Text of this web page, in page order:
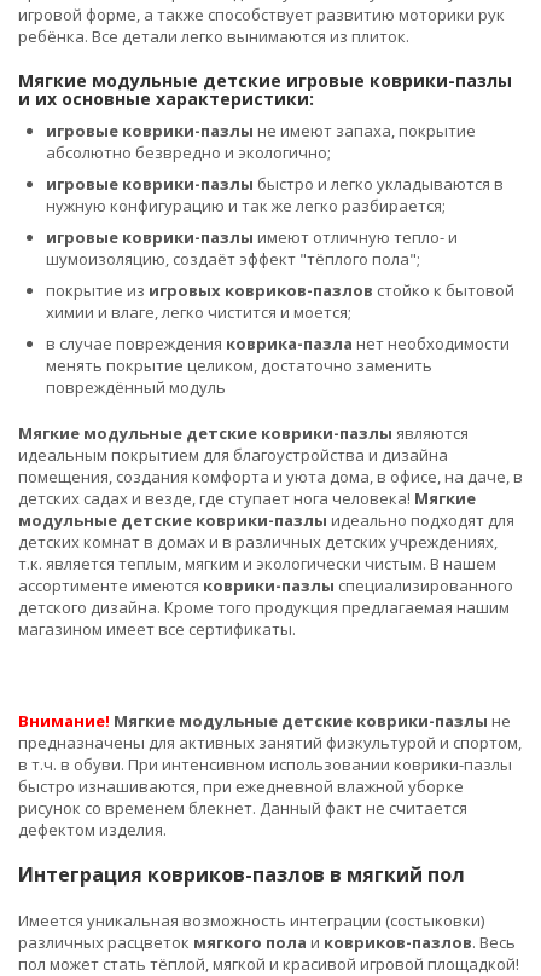
игровой форме, а также способствует развитию моторики рук
ребёнка. Все детали легко вынимаются из плиток.
Мягкие модульные детские игровые коврики-пазлы
и их основные характеристики:
игровые коврики-пазлы не имеют запаха, покрытие
абсолютно безвредно и экологично;
игровые коврики-пазлы быстро и легко укладываются в
нужную конфигурацию и так же легко разбирается;
игровые коврики-пазлы имеют отличную тепло- и
шумоизоляцию, создаёт эффект "тёплого пола";
покрытие из игровых ковриков-пазлов стойко к бытовой
химии и влаге, легко чистится и моется;
в случае повреждения коврика-пазла нет необходимости
менять покрытие целиком, достаточно заменить
повреждённый модуль
Мягкие модульные детские коврики-пазлы являются
идеальным покрытием для благоустройства и дизайна
помещения, создания комфорта и уюта дома, в офисе, на даче, в
детских садах и везде, где ступает нога человека! Мягкие
модульные детские коврики-пазлы идеально подходят для
детских комнат в домах и в различных детских учреждениях,
т.к. является теплым, мягким и экологически чистым. В нашем
ассортименте имеются коврики-пазлы специализированного
детского дизайна. Кроме того продукция предлагаемая нашим
магазином имеет все сертификаты.
Внимание! Мягкие модульные детские коврики-пазлы не
предназначены для активных занятий физкультурой и спортом,
в т.ч. в обуви. При интенсивном использовании коврики-пазлы
быстро изнашиваются, при ежедневной влажной уборке
рисунок со временем блекнет. Данный факт не считается
дефектом изделия.
Интеграция ковриков-пазлов в мягкий пол
Имеется уникальная возможность интеграции (состыковки)
различных расцветок мягкого пола и ковриков-пазлов. Весь
пол может стать тёплой, мягкой и красивой игровой площадкой!